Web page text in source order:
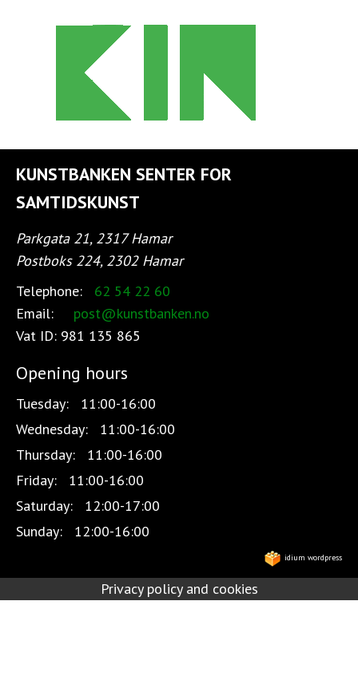
KUNSTBANKEN SENTER FOR
SAMTIDSKUNST
Parkgata 21, 2317 Hamar
Postboks 224, 2302 Hamar
Telephone:
62 54 22 60
Email:
post@kunstbanken.no
Vat ID: 981 135 865
Opening hours
Tuesday:
11:00-16:00
Wednesday:
11:00-16:00
Thursday:
11:00-16:00
Friday:
11:00-16:00
Saturday:
12:00-17:00
Sunday:
12:00-16:00
idium wordpress
Privacy policy and cookies